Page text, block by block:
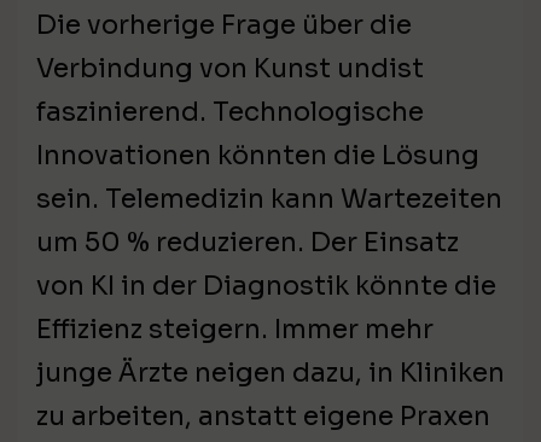
Die vorherige Frage über die
Verbindung von Kunst undist
faszinierend. Technologische
Innovationen könnten die Lösung
sein. Telemedizin kann Wartezeiten
um 50 % reduzieren. Der Einsatz
von KI in der Diagnostik könnte die
Effizienz steigern. Immer mehr
junge Ärzte neigen dazu, in Kliniken
zu arbeiten, anstatt eigene Praxen